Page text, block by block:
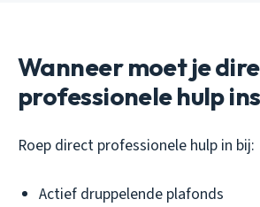
Wanneer moet je
professionele hulp
Roep direct professionele hulp in bij:
Actief druppelende plafonds